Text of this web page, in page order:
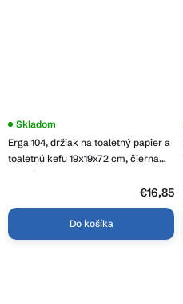
Erga 104, držiak na toaletný papier a
toaletnú kefu 19x19x72 cm, čierna
matná, ERG-SEP-10STOLAZMO104
Skladom
€16,85
Do košíka